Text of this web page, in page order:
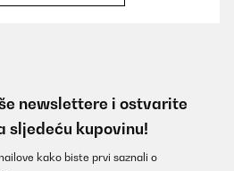
Am Anfang hat ziemlich nach
ein paar Tagen hat sich das gelegt.
newslettere i ostvarite
sljedeću kupovinu!
kako biste prvi saznali o